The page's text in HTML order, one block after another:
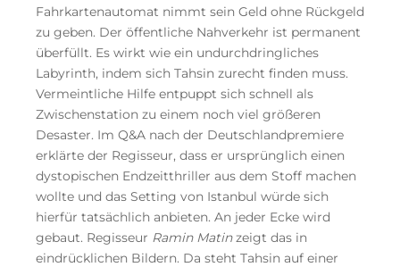
Fahrkartenautomat nimmt sein Geld ohne Rückgeld
zu geben. Der öffentliche Nahverkehr ist permanent
überfüllt. Es wirkt wie ein undurchdringliches
Labyrinth, indem sich Tahsin zurecht finden muss.
Vermeintliche Hilfe entpuppt sich schnell als
Zwischenstation zu einem noch viel größeren
Desaster. Im Q&A nach der Deutschlandpremiere
erklärte der Regisseur, dass er ursprünglich einen
dystopischen Endzeitthriller aus dem Stoff machen
wollte und das Setting von Istanbul würde sich
hierfür tatsächlich anbieten. An jeder Ecke wird
gebaut. Regisseur Ramin Matinzeigt das in
eindrücklichen Bildern. Da steht Tahsin auf einer